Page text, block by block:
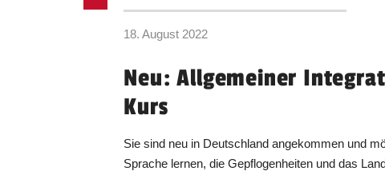
18. August 2022
Neu: Allgemeiner
Kurs
Sie sind neu in Deutschland angekommen und
Sprache lernen, die Gepflogenheiten und das